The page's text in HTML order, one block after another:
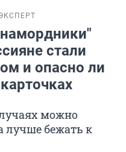
стали
и опасно ли
можно
лучше бежать к